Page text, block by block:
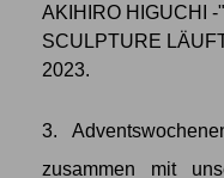
AKIHIRO HIGUCHI
SCULPTURE
2023.
3.
zusammen mit